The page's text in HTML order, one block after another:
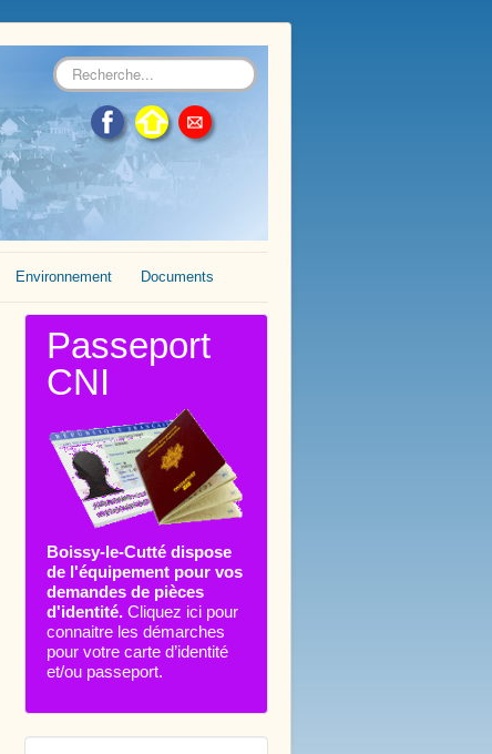
Rechercher
Environnement Documents
Passeport
CNI
Boissy-le-Cutté dispose
de l'équipement pour vos
demandes de pièces
d'identité. Cliquez ici pour
connaitre les démarches
pour votre carte d’identité
et/ou passeport.